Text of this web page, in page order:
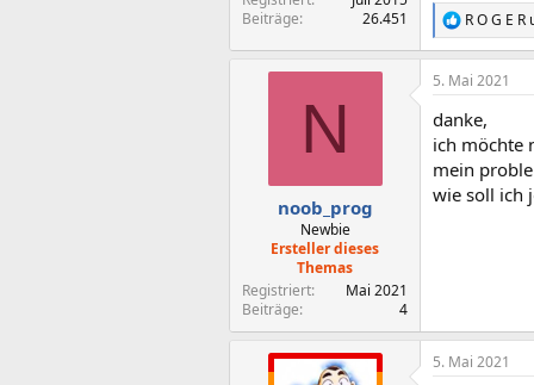
Beiträge
26.451
R
e
a
k
i
o
e
n
R O G E R
N
noob_prog
Newbie
Ersteller dieses
Themas
Registriert
Mai 2021
Beiträge
4
5. Mai 2021
danke,
ich möchte
mein
wie soll ich
5. Mai 2021